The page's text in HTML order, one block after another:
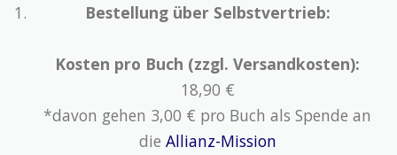
Bestellung über Selbstvertrieb:
Kosten pro Buch (zzgl. Versandkosten):
18,90 €
*davon gehen 3,00 € pro Buch als Spende an
die Allianz-Mission